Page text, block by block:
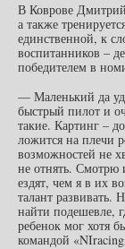
В Коврове
а также
единственной, к
воспитанников –
победителем в
— Маленький да
быстрый пилот и
такие. Картинг –
ложится на плечи
возможностей не
не отнять.
ездят, чем я в их
талант развивать.
найти подешевле,
ребенок мог хотя
командой